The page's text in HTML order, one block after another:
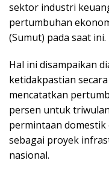
sektor industri
pertumbuhan
(Sumut) pada saat ini.
Hal ini disampaikan
ketidakpastian
mencatatkan
persen untuk
permintaan
sebagai proyek
nasional.